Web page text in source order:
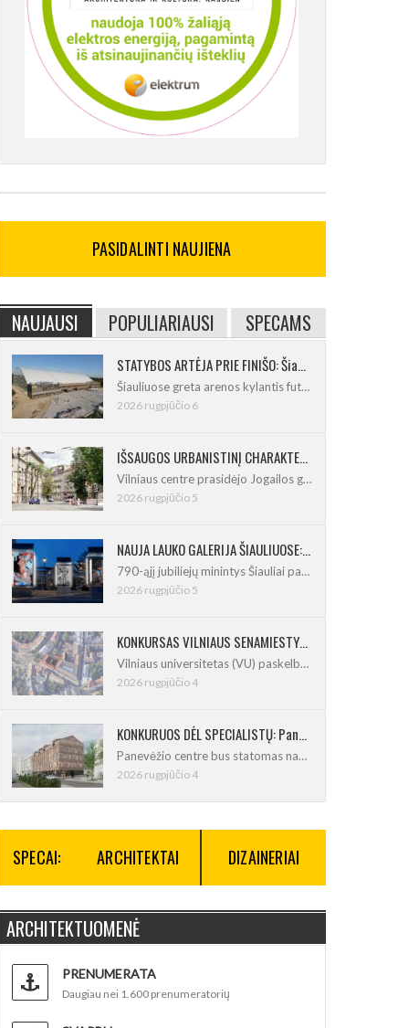
PASIDALINTI NAUJIENA
NAUJAUSI POPULIARIAUSI SPECAMS
STATYBOS ARTĖJA PRIE FINIŠO: Šiaulių futbolo ir regbio maniežas įgavo kontūrus
Šiauliuose greta arenos kylantis futbolo
2026 rugpjūčio 6
IŠSAUGOS URBANISTINĮ CHARAKTERĮ: Vilniuje pradėtas Jogailos gatvės remontas
Vilniaus centre prasidėjo Jogailos gatvės
2026 rugpjūčio 5
NAUJA LAUKO GALERIJA ŠIAULIUOSE: Pirmoje ekspozicijoje – Eduardo Juchnevičiaus kūryba
790-ąjį jubiliejų minintys Šiauliai pasipildo
2026 rugpjūčio 5
KONKURSAS VILNIAUS SENAMIESTYJE: Vilniaus universitetui reikia pedagogų rengimo centro
Vilniaus universitetas (VU) paskelbė pastatų
2026 rugpjūčio 4
KONKURUOS DĖL SPECIALISTŲ: Panevėžio centre iškils naujas 21 būsto namas
Panevėžio centre bus statomas naujas
2026 rugpjūčio 4
SPECAI: ARCHITEKTAI DIZAINERIAI
ARCHITEKTUOMENĖ
PRENUMERATA
Daugiau nei 1.600 prenumeratorių